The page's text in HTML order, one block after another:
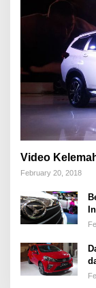
Video
February 20, 2018